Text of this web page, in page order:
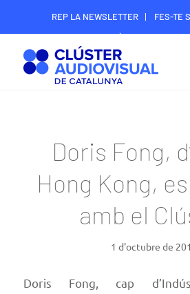
REP LA NEWSLETTER FES-TE
ÀREA DIGITAL
Doris Fong,
Hong Kong,
amb el
1 d'octubre de
Doris Fong, cap d’